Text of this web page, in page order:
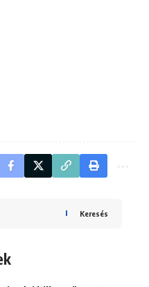
Keresés